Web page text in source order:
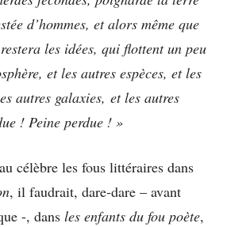
d’hommes, et alors même que
les idées, qui flottent un peu
et les autres espèces, et les
autres galaxies, et les autres
! Peine perdue ! »
célèbre les fous littéraires dans
, il faudrait, dare-dare – avant
-, dans les enfants du fou poète,